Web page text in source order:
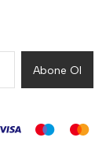
Abone Ol